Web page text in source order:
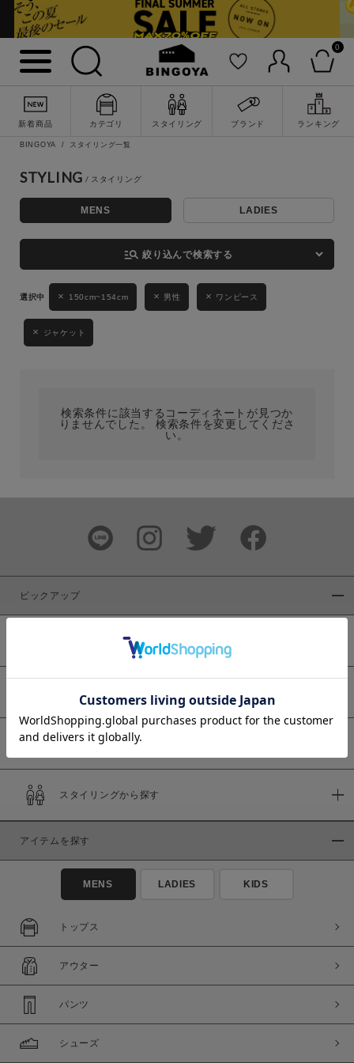
0
新着商品 カテゴリ スタイリング ブランド ランキング
詳細検索
キーワード
性別
MENS LADIES
ブランド
商品タイプ
通常商品
セール価格
在庫
在庫あり
BINGOYA スタイリング一覧
STYLING
MENS LADIES
manage_search 絞り込んで検索する
150cm~154cm 男性 ワンピース
ジャケット
検索条件に該当するコーディネートが見つか
りませんでした。 検索条件を変更してくださ
い。
ピックアップ
予約商品
スタイリングから探す
アイテムを探す
MENS LADIES KIDS
トップス
アウター
パンツ
シューズ